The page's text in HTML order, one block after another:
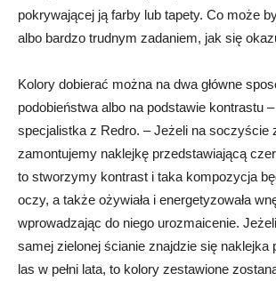
pokrywającej ją farby lub tapety. Co może
albo bardzo trudnym zadaniem, jak się
Kolory dobierać można na dwa główne
podobieństwa albo na podstawie kontrastu
specjalistka z Redro. – Jeżeli na soczyście
zamontujemy naklejkę przedstawiającą
to stworzymy kontrast i taka kompozycja
oczy, a także ożywiała i energetyzowała
wprowadzając do niego urozmaicenie.
samej zielonej ścianie znajdzie się naklejka
las w pełni lata, to kolory zestawione